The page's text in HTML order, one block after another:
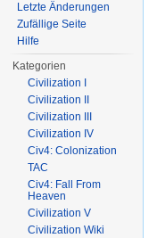
Letzte Änderungen
Zufällige Seite
Hilfe
Kategorien
Civilization I
Civilization II
Civilization III
Civilization IV
Civ4: Colonization
TAC
Civ4: Fall From
Heaven
Civilization V
Civilization Wiki